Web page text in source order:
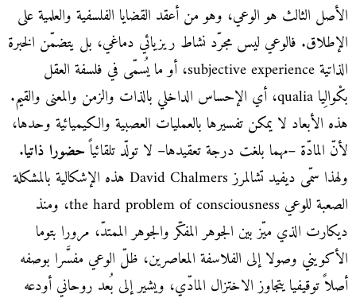
الأصل الثالث هو الوعي، وهو من أعقد القضايا الفلسفية والعلمية على
الإطلاق. فالوعي ليس مجرّد نشاط ريزيائي دماغي، بل يتضمّن الخبرة
الذاتية subjective experience، أو ما يُسمّى في فلسفة العقل
بكْوالِيا qualia، أي الإحساس الداخلي بالذات والزمن والمعنى والقيم.
هذه الأبعاد لا يمكن تفسيرها بالعمليات العصبية والكيميائية وحدها،
لأنّ المادّة –مهما بلغت درجة تعقيدها– لا تولّد تلقائياًحضورا ذاتيا.
ولهذا سمّى ديفيد تشالمرز David Chalmers هذه الإشكالية بالمشكلة
الصعبة للوعي the hard problem of consciousness، ومنذ
ديكارت الذي ميّز بين الجوهر المفكّر والجوهر الممتدّ، مرورا بتوما
الأكويني وصولا إلى الفلاسفة المعاصرين، ظلّ الوعي مفسَّرا بوصفه
أصلاً توقيفيا يتجاوز الاختزال المادّي، ويشير إلى بُعد روحاني أودعه